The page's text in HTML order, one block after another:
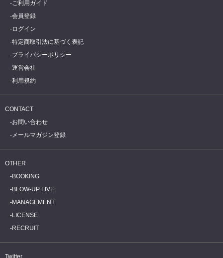
ご利用ガイド
会員登録
ログイン
特定商取引法に基づく表記
プライバシーポリシー
運営会社
利用規約
CONTACT
お問い合わせ
メールマガジン登録
OTHER
BOOKING
BLOW-UP LIVE
MANAGEMENT
LICENSE
RECRUIT
Twitter